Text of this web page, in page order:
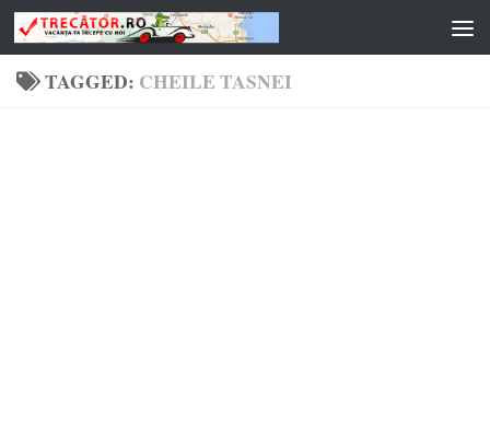
Skip to content
TAGGED: CHEILE TASNEI